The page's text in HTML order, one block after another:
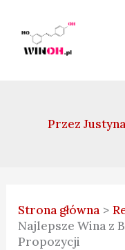
treści
Przez Justyna
Strona główna
Najlepsze Wina z
Propozycji